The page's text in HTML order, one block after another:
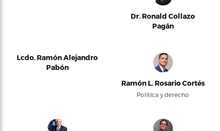
Dr. Ronald Collazo
Pagán
Lcdo. Ramón Alejandro
Pabón
Ramón L. Rosario Cortés
Política y derecho